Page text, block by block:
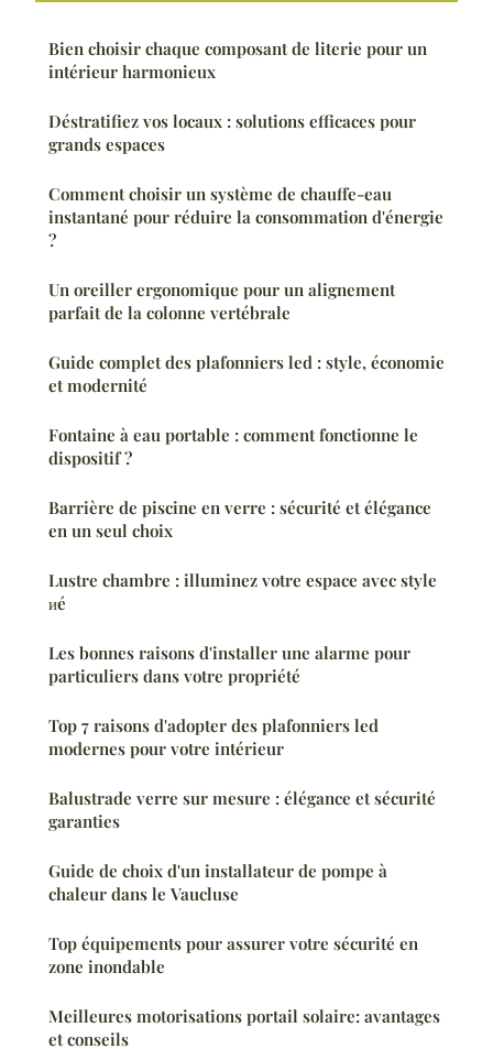
Bien choisir chaque composant de literie pour un
intérieur harmonieux
Déstratifiez vos locaux : solutions efficaces pour
grands espaces
Comment choisir un système de chauffe-eau
instantané pour réduire la consommation d'énergie
?
Un oreiller ergonomique pour un alignement
parfait de la colonne vertébrale
Guide complet des plafonniers led : style, économie
et modernité
Fontaine à eau portable : comment fonctionne le
dispositif ?
Barrière de piscine en verre : sécurité et élégance
en un seul choix
Lustre chambre : illuminez votre espace avec style
иé
Les bonnes raisons d'installer une alarme pour
particuliers dans votre propriété
Top 7 raisons d'adopter des plafonniers led
modernes pour votre intérieur
Balustrade verre sur mesure : élégance et sécurité
garanties
Guide de choix d'un installateur de pompe à
chaleur dans le Vaucluse
Top équipements pour assurer votre sécurité en
zone inondable
Meilleures motorisations portail solaire: avantages
et conseils